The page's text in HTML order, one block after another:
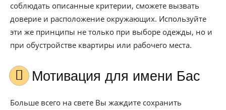
соблюдать описанные критерии, сможете вызвать
доверие и расположение окружающих. Используйте
эти же принципы не только при выборе одежды, но и
при обустройстве квартиры или рабочего места.
Мотивация для имени Бас
Больше всего на свете Вы жаждите сохранить